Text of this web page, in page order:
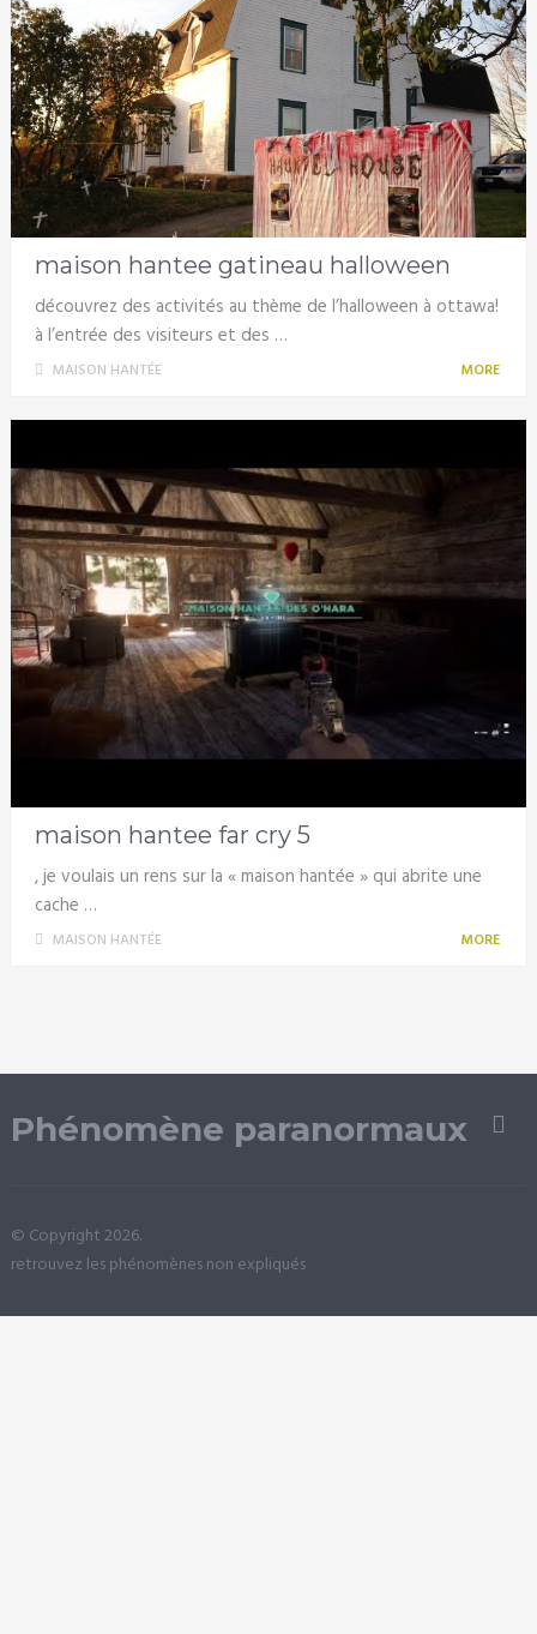
maison hantee gatineau halloween
découvrez des activités au thème de l’halloween à ottawa!
à l’entrée des visiteurs et des …
MAISON HANTÉE MORE
maison hantee far cry 5
, je voulais un rens sur la « maison hantée » qui abrite une
cache …
MAISON HANTÉE MORE
Phénomène paranormaux
© Copyright 2026.
retrouvez les phénomènes non expliqués